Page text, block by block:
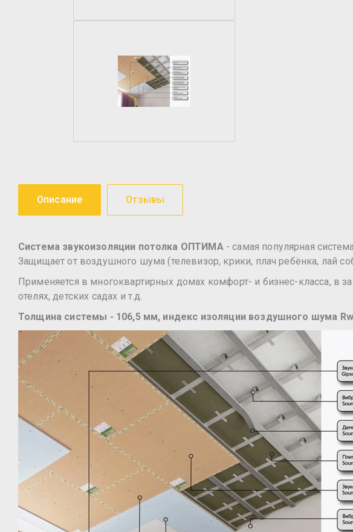
Описание Отзывы
Система звукоизоляции потолка ОПТИМА - самая популярная
Защищает от воздушного шума (телевизор, крики, плач ребёнка, лай
Применяется в многоквартирных домах комфорт- и бизнес-класса, в
отелях, детских садах и т.д.
Толщина системы - 106,5 мм, индекс изоляции воздушного шума